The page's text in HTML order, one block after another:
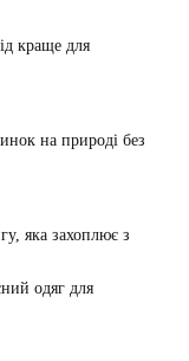
краще для
на природі без
яка захоплює з
одяг для